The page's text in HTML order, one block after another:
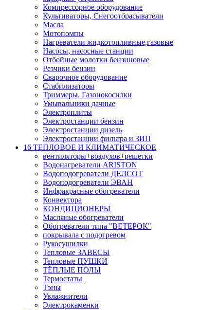
Компрессорное оборудование
Культиваторы, Снегоотбрасыватели
Масла
Мотопомпы
Нагреватели жидкотопливные,газовые
Насосы, насосные станции
Отбойные молотки бензиновые
Резчики бензин
Сварочное оборудование
Стабилизаторы
Триммеры, Газонокосилки
Умывальники дачные
Электроплиты
Электростанции бензин
Электростанции дизель
Электростанции фильтра и ЗИП
16 ТЕПЛОВОЕ И КЛИМАТИЧЕСКОЕ
вентиляторы+воздухов+решетки
Водонагреватели ARISTON
Водоподогреватели ДЕЛСОТ
Водоподогреватели ЭВАН
Инфракрасные обогреватели
Конвектора
КОНДИЦИОНЕРЫ
Масляные обогреватели
Обогреватели типа "ВЕТЕРОК"
покрывала с подогревом
Рукосушилки
Тепловые ЗАВЕСЫ
Тепловые ПУШКИ
ТЁПЛЫЕ ПОЛЫ
Термостаты
Тэны
Увлажнители
Электрокаменки